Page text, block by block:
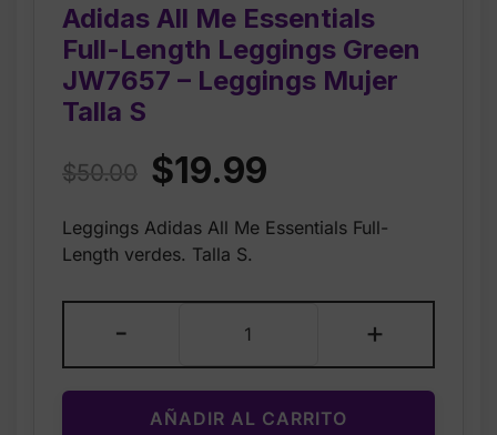
Adidas All Me Essentials
Full-Length Leggings Green
JW7657 – Leggings Mujer
Talla S
$50.00 Original
was:
$19.99
is:
Leggings Adidas All Me Essentials Full-
Length verdes. Talla S.
-
All
Me
Essentials
Full-
+
AÑADIR AL CARRITO